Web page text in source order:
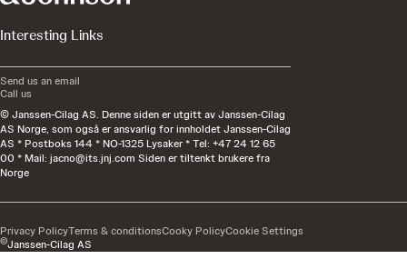
Interesting Links
Send us an email
Call us
© Janssen-Cilag AS. Denne siden er utgitt av Janssen-Cilag
AS Norge, som også er ansvarlig for innholdet Janssen-Cilag
AS * Postboks 144 * NO-1325 Lysaker * Tel: +47 24 12 65
00 * Mail: jacno@its.jnj.com Siden er tiltenkt brukere fra
Norge
©Janssen-Cilag AS
Privacy PolicyTerms & conditionsCooky PolicyCookie Settings